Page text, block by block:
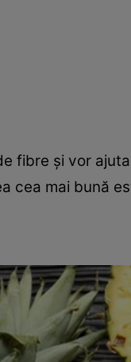
fibre și vor
cea mai bună